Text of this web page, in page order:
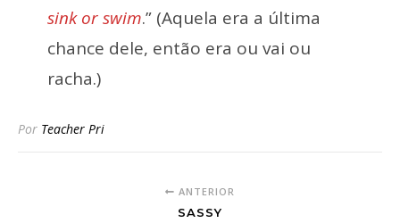
sink or swim.” (Aquela era a última
chance dele, então era ou vai ou
racha.)
Por Teacher Pri
ANTERIOR
SASSY